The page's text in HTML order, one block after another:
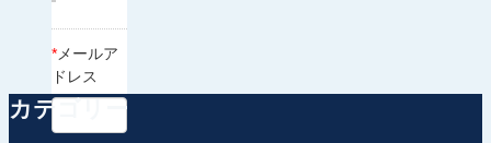
*メールア
ドレス
カテゴリー